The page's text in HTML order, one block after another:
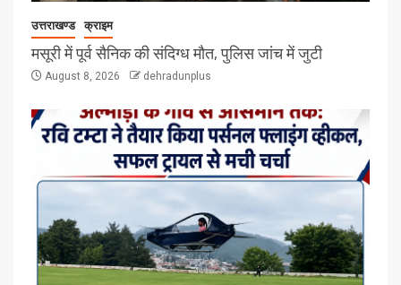
उत्तराखण्ड क्राइम
मसूरी में पूर्व सैनिक की संदिग्ध मौत, पुलिस जांच में जुटी
August 8, 2026 dehradunplus